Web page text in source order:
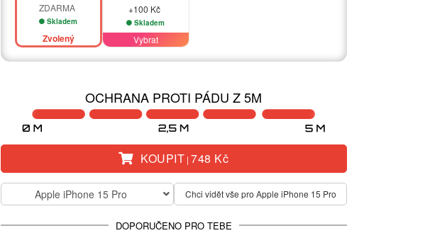
ZDARMA
Skladem
Zvolený
+100 Kč
Skladem
Vybrat
OCHRANA PROTI PÁDU Z 5M
KOUPIT |748 Kč
Apple iPhone 15 Pro Chci vidět vše pro Apple iPhone 15 Pro
DOPORUČENO PRO TEBE